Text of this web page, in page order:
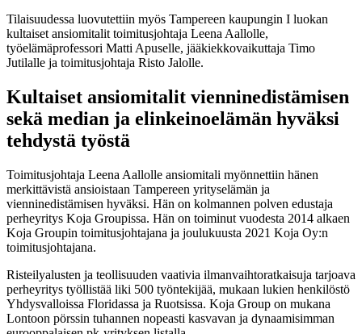
Tilaisuudessa luovutettiin myös Tampereen kaupungin I luokan
kultaiset ansiomitalit toimitusjohtaja Leena Aallolle,
työelämäprofessori Matti Apuselle, jääkiekkovaikuttaja Timo
Jutilalle ja toimitusjohtaja Risto Jalolle.
Kultaiset ansiomitalit vienninedistämisen
sekä median ja elinkeinoelämän hyväksi
tehdystä työstä
Toimitusjohtaja Leena Aallolle ansiomitali myönnettiin hänen
merkittävistä ansioistaan Tampereen yrityselämän ja
vienninedistämisen hyväksi. Hän on kolmannen polven edustaja
perheyritys Koja Groupissa. Hän on toiminut vuodesta 2014 alkaen
Koja Groupin toimitusjohtajana ja joulukuusta 2021 Koja Oy:n
toimitusjohtajana.
Risteilyalusten ja teollisuuden vaativia ilmanvaihtoratkaisuja tarjoava
perheyritys työllistää liki 500 työntekijää, mukaan lukien henkilöstö
Yhdysvalloissa Floridassa ja Ruotsissa. Koja Group on mukana
Lontoon pörssin tuhannen nopeasti kasvavan ja dynaamisimman